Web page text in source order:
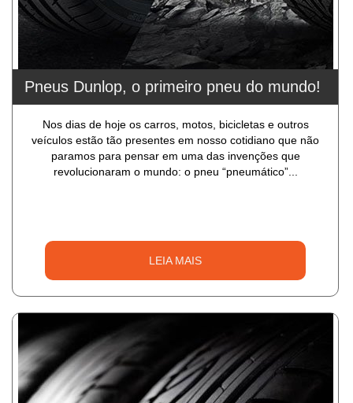
Pneus Dunlop, o primeiro pneu do mundo!
Nos dias de hoje os carros, motos, bicicletas e outros
veículos estão tão presentes em nosso cotidiano que não
paramos para pensar em uma das invenções que
revolucionaram o mundo: o pneu “pneumático”...
LEIA MAIS